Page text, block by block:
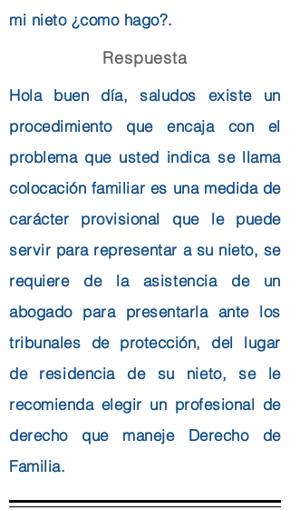
mi nieto ¿como hago?.
Respuesta
Hola buen día, saludos existe un
procedimiento que encaja con el
problema que usted indica se llama
colocación familiar es una medida de
carácter provisional que le puede
servir para representar a su nieto, se
requiere de la asistencia de un
abogado para presentarla ante los
tribunales de protección, del lugar
de residencia de su nieto, se le
recomienda elegir un profesional de
derecho que maneje Derecho de
Familia.